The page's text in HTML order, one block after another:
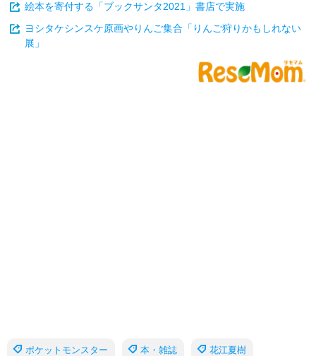
絵本を寄付する「ブックサンタ2021」書店で実施
ヨシタケシンスケ原画やりんご集合「りんご狩りかもしれない
展」
ポケットモンスター 本・雑誌 花江夏樹